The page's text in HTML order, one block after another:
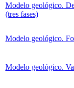
Modelo geológico.
(tres fases)
Modelo geológico.
Modelo geológico.